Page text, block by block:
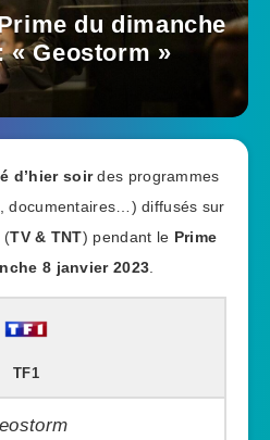
du dimanche
« Geostorm »
d’hier soirdes programmes
documentaires…) diffusés sur
(TV & TNT) pendant le Prime
8 janvier 2023
TF1